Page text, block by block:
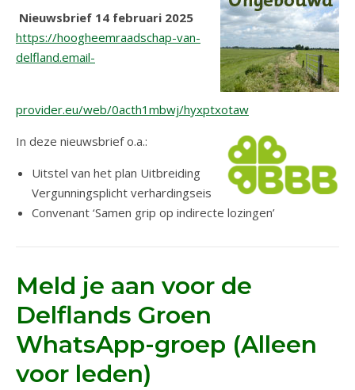
Nieuwsbrief 14 februari 2025
https://hoogheemraadschap-van-
delfland.email-
provider.eu/web/0acth1mbwj/hyxptxotaw
In deze nieuwsbrief o.a.:
Uitstel van het plan Uitbreiding
Vergunningsplicht verhardingseis
Convenant ‘Samen grip op indirecte lozingen’
Meld je aan voor de
Delflands Groen
WhatsApp-groep (Alleen
voor leden)